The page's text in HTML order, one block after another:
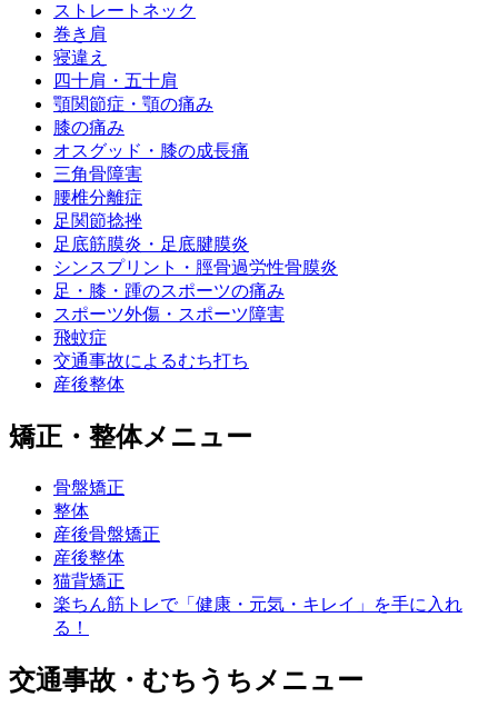
ストレートネック
巻き肩
寝違え
四十肩・五十肩
顎関節症・顎の痛み
膝の痛み
オスグッド・膝の成長痛
三角骨障害
腰椎分離症
足関節捻挫
足底筋膜炎・足底腱膜炎
シンスプリント・脛骨過労性骨膜炎
足・膝・踵のスポーツの痛み
スポーツ外傷・スポーツ障害
飛蚊症
交通事故によるむち打ち
産後整体
矯正・整体メニュー
骨盤矯正
整体
産後骨盤矯正
産後整体
猫背矯正
楽ちん筋トレで「健康・元気・キレイ」を手に入れ
る！
交通事故・むちうちメニュー